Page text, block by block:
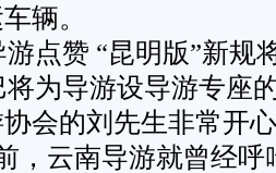
辆。
点赞 “昆明版”新规
为导游设导游专座
会的刘先生非常开
，云南导游就曾经